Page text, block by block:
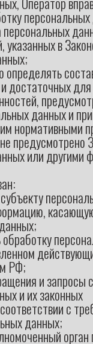
персональных
указанных в
достаточных
данных и
нормативными
предусмотрено
или другими
РФ;
и запросы
и их законных
с
данных;
орган